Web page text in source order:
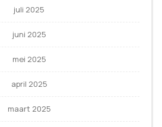
juli 2025
juni 2025
mei 2025
april 2025
maart 2025